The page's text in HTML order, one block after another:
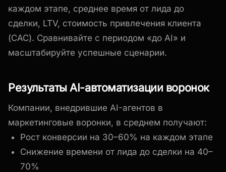
каждом этапе, среднее время от лида до
сделки, LTV, стоимость привлечения клиента
(CAC). Сравнивайте с периодом «до AI» и
масштабируйте успешные сценарии.
Результаты AI-автоматизации воронок
Компании, внедрившие AI-агентов в
маркетинговые воронки, в среднем получают:
Рост конверсии на 30–60% на каждом этапе
Снижение времени от лида до сделки на 40–
70%